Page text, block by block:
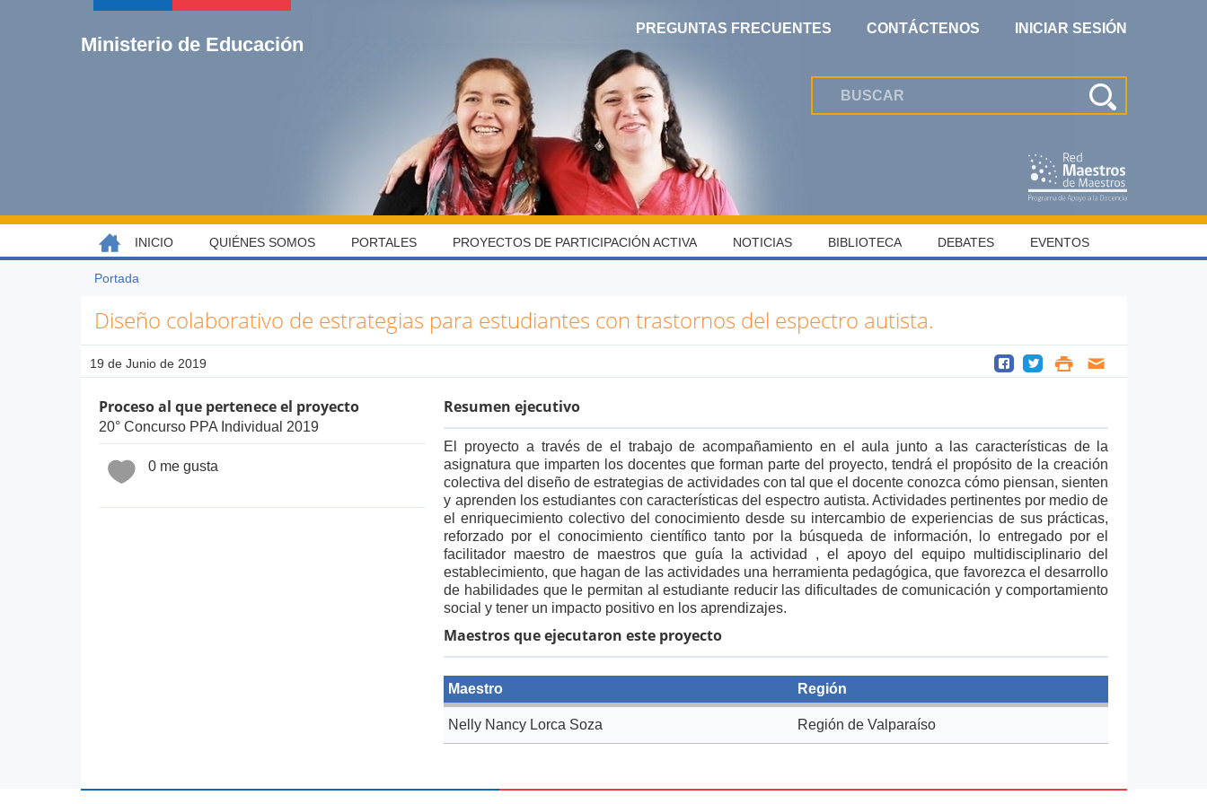
Ministerio de Educación
PREGUNTAS FRECUENTES CONTÁCTENOS INICIAR SESIÓN
Usted
está
aquí
Portada
topDiseño colaborativo de estrategias para estudiantes con trastornos del espectro autista.
19 de Junio de 2019
Proceso al que pertenece el proyecto
20° Concurso PPA Individual 2019
0 me gusta
Resumen ejecutivo
El proyecto a través de el trabajo de acompañamiento en el aula junto a las características de la
asignatura que imparten los docentes que forman parte del proyecto, tendrá el propósito de la creación
colectiva del diseño de estrategias de actividades con tal que el docente conozca cómo piensan, sienten
y aprenden los estudiantes con características del espectro autista. Actividades pertinentes por medio de
el enriquecimiento colectivo del conocimiento desde su intercambio de experiencias de sus prácticas,
reforzado por el conocimiento científico tanto por la búsqueda de información, lo entregado por el
facilitador maestro de maestros que guía la actividad , el apoyo del equipo multidisciplinario del
establecimiento, que hagan de las actividades una herramienta pedagógica, que favorezca el desarrollo
de habilidades que le permitan al estudiante reducir las dificultades de comunicación y comportamiento
social y tener un impacto positivo en los aprendizajes.
Maestros que ejecutaron este proyecto
Maestro Región
Nelly Nancy Lorca Soza Región de Valparaíso
Back
MENÚ
PRINCIPAL
INICIO QUIÉNES SOMOS PORTALES PROYECTOS DE PARTICIPACIÓN ACTIVA NOTICIAS BIBLIOTECA DEBATES EVENTOS